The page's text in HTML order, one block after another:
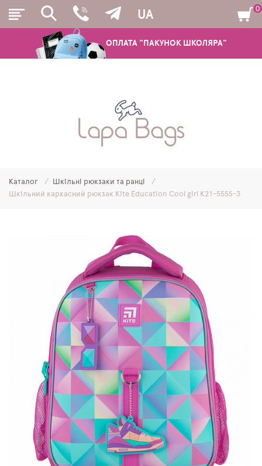
ОПЛАТА "ПАКУНОК ШКОЛЯРА"
UA
ШКІЛЬНІ РЮКЗАКИ ТА РАНЦІ
МОЛОДІЖНІ РЮКЗАКИ
ПЛЯШКИ ДЛЯ ВОДИ
SCHOOL STANDARD
SKYNAME
РОЗПРОДАЖ
0
Каталог
Шкільні рюкзаки та ранці
Шкільний каркасний рюкзак Kite Education Cool girl K21-555S-3